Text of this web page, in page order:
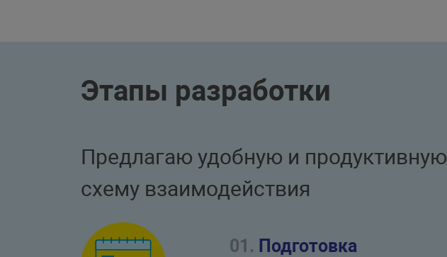
Этапы разработки
Предлагаю удобную и продуктивную
схему взаимодействия
01. Подготовка